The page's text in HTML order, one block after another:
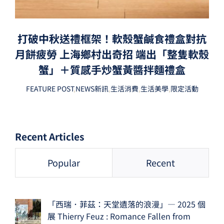
打破中秋送禮框架！軟殼蟹鹹食禮盒對抗
月餅疲勞 上海鄉村出奇招 端出「整隻軟殼
蟹」＋質感手炒蟹黃醬拌麵禮盒
FEATURE POST,NEWS新訊,生活消費,生活美學,限定活動
Recent Articles
Popular Recent
「西瑞．菲茲：天堂遺落的浪漫」— 2025 個
展 Thierry Feuz : Romance Fallen from